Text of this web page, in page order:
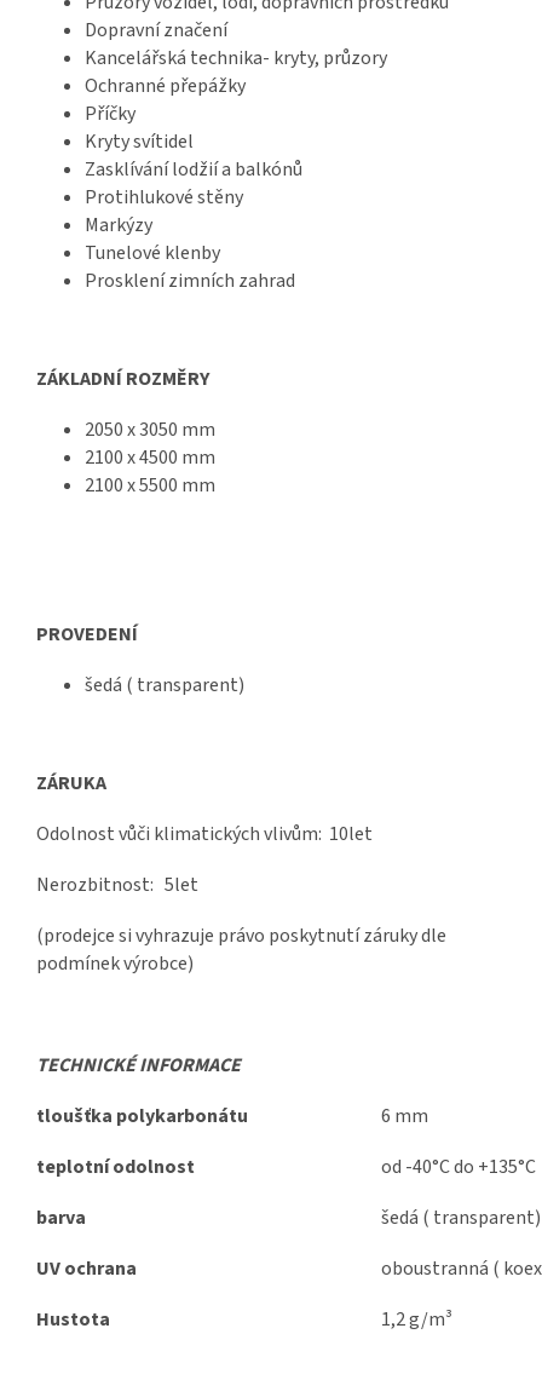
Dopravní značení
Kancelářská technika- kryty, průzory
Ochranné přepážky
Příčky
Kryty svítidel
Zasklívání lodžií a balkónů
Protihlukové stěny
Markýzy
Tunelové klenby
Prosklení zimních zahrad
ZÁKLADNÍ ROZMĚRY
2050 x 3050 mm
2100 x 4500 mm
2100 x 5500 mm
PROVEDENÍ
šedá ( transparent)
ZÁRUKA
Odolnost vůči klimatických vlivům: 10let
Nerozbitnost: 5let
(prodejce si vyhrazuje právo poskytnutí záruky dle
podmínek výrobce)
TECHNICKÉ INFORMACE
tloušťka polykarbonátu
6 mm
teplotní odolnost
od -40°C do +135°C
barva
šedá ( transparent)
UV ochrana
oboustranná (
Hustota
1,2 g/m³